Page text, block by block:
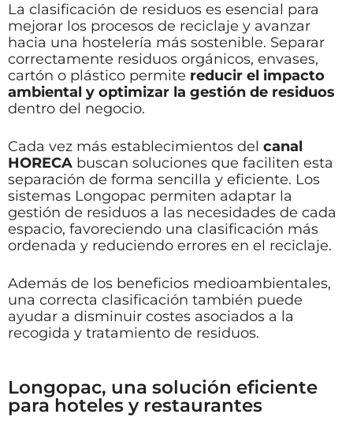
La clasificación de residuos es esencial para
mejorar los procesos de reciclaje y avanzar
hacia una hostelería más sostenible. Separar
correctamente residuos orgánicos, envases,
cartón o plástico permite reducir el impacto
ambiental y optimizar la gestión de residuos
dentro del negocio.
Cada vez más establecimientos del canal
HORECA buscan soluciones que faciliten esta
separación de forma sencilla y eficiente. Los
sistemas Longopac permiten adaptar la
gestión de residuos a las necesidades de cada
espacio, favoreciendo una clasificación más
ordenada y reduciendo errores en el reciclaje.
Además de los beneficios medioambientales,
una correcta clasificación también puede
ayudar a disminuir costes asociados a la
recogida y tratamiento de residuos.
Longopac, una solución eficiente
para hoteles y restaurantes